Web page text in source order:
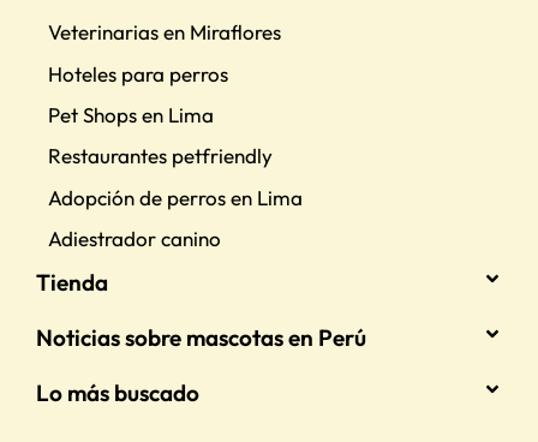
Veterinarias en Miraflores
Hoteles para perros
Pet Shops en Lima
Restaurantes petfriendly
Adopción de perros en Lima
Adiestrador canino
Tienda
Noticias sobre mascotas en Perú
Lo más buscado